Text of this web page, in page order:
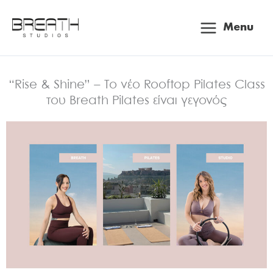
στο
περιεχόμενο
Menu
“Rise & Shine” – Το νέο Rooftop Pilates Class
του Breath Pilates είναι γεγονός